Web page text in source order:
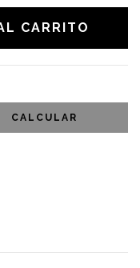
CALCULAR